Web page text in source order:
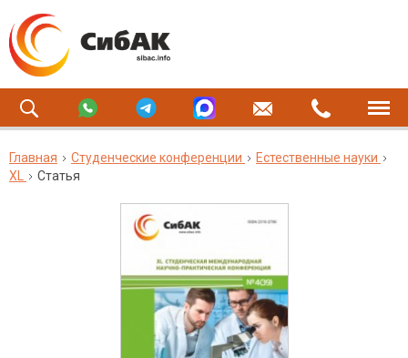
Главная Студенческие конференции
Естественные науки
XL
Статья